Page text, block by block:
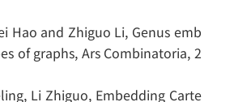
Hao and Zhiguo Li, Genus emb
of graphs, Ars Combinatoria, 2
Li Zhiguo, Embedding Carte